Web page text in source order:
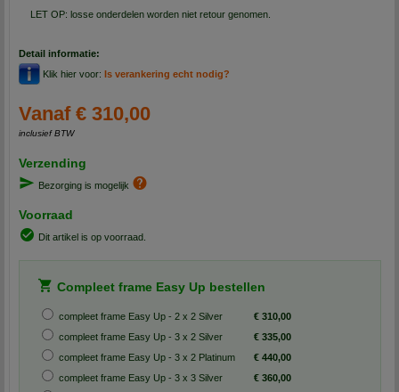
LET OP: losse onderdelen worden niet retour genomen.
Detail informatie:
Klik hier voor: Is verankering echt nodig?
Vanaf € 310,00
inclusief BTW
Verzending
Bezorging is mogelijk
Voorraad
Dit artikel is op voorraad.
Compleet frame Easy Up bestellen
compleet frame Easy Up - 2 x 2 Silver
€ 310,00
compleet frame Easy Up - 3 x 2 Silver
€ 335,00
compleet frame Easy Up - 3 x 2 Platinum
€ 440,00
compleet frame Easy Up - 3 x 3 Silver
€ 360,00